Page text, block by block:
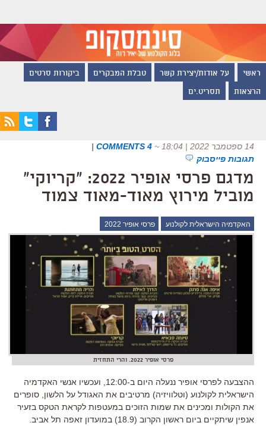
ראשי על אודות/יצירת קשר טבלת המבקרים ביקורות סרטים
הרצאות תסריט.ים
14 ספטמבר 2022 | 18:04 ~
4 COMMENTS
|
תגובות פייסבוק
מדגם פרסי אופיר 2022: "קריוקי"
מוביל מירוץ מאוד-מאוד צמוד
האקדמיה הישראלית לקולנוע פרסי אופיר 2022
פרסי אופיר 2022. והרי התחזית
ההצבעה לפרסי אופיר ננעלה היום ב-12:00, ועכשיו אנשי האקדמיה
הישראלית לקולנוע (וטלוויזיה) מרטיבים את האגודל על הלשון, סופרים
את הקולות ומכינים את שמות הזוכים במעטפות לקראת הטקס בזעיר
אנפין שיתקיים ביום ראשון הקרוב (18.9) במועדון זאפה תל אביב.